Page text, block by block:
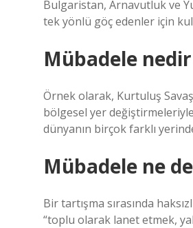
Bulgaristan, Arnavutluk ve
tek yönlü göç edenler için
Mübadele
Örnek olarak, Kurtuluş
bölgesel yer
dünyanın birçok farklı
Mübadele ne
Bir tartışma sırasında
“toplu olarak lanet etmek,